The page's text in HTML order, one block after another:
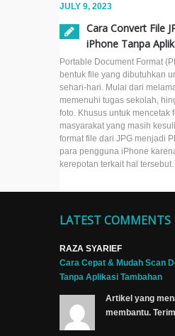
JULY 9, 2023
Cara Convert File
iPhone Tanpa
Portable Document Format
bentuk file yang dibutuhkan
sehari-hari. Mulai dari
memenuhi tugas sekolah,
foto. Khusus untuk mencetak
masyarakat yang masih
format file dari JPG menjadi
para pengguna iPhone
kerepotan terkait hal
LATEST COMMENTS
RAZA SYARIEF
Cara Cepat & Mudah Scan
Tanpa Aplikasi Tambahan
Artikel yang
membantu.